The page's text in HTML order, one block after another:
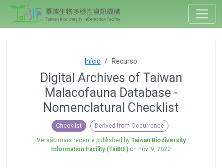
Início Recurso
Digital Archives of Taiwan
Malacofauna Database -
Nomenclatural Checklist
Checklist Derived from Occurrence
Versão mais recente published by Taiwan Biodiversity
Information Facility (TaiBIF) on nov. 9, 2022